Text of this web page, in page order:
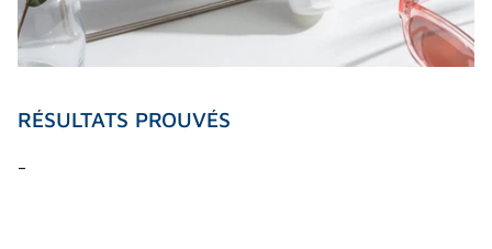
RÉSULTATS PROUVÉS
-